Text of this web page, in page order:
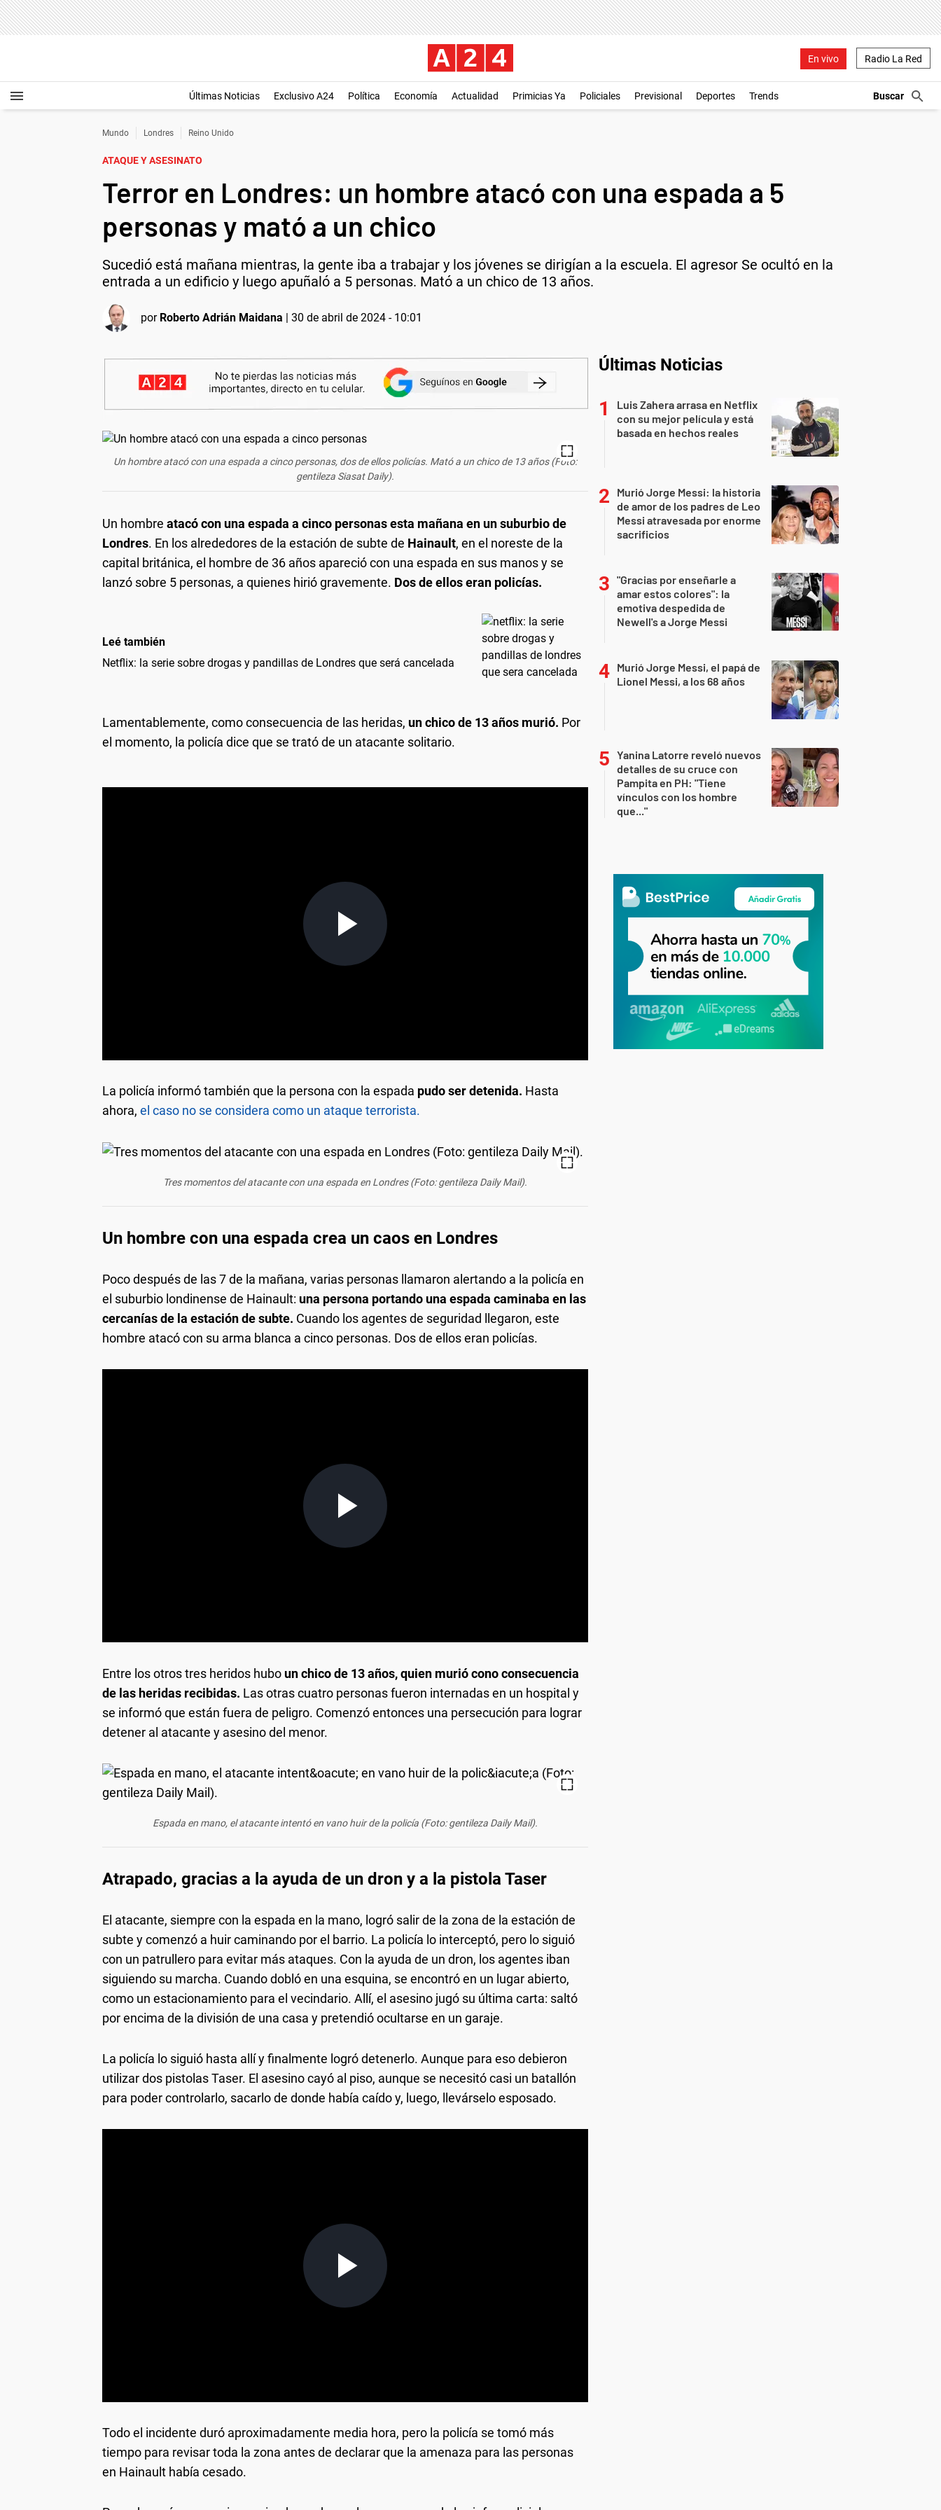
En vivo Radio La Red
Últimas Noticias Exclusivo A24 Política Economía Actualidad Primicias Ya Policiales Previsional Deportes Trends
Mundo Londres Reino Unido
ATAQUE Y ASESINATO
Terror en Londres: un hombre atacó con una espada a 5
personas y mató a un chico
Sucedió está mañana mientras, la gente iba a trabajar y los jóvenes se dirigían a la escuela. El agresor Se ocultó en la
entrada a un edificio y luego apuñaló a 5 personas. Mató a un chico de 13 años.
por Roberto Adrián Maidana | 30 de abril de 2024 - 10:01
Un hombre atacó con una espada a cinco personas, dos de ellos policías. Mató a un chico de 13 años (Foto:
gentileza Siasat Daily).
Un hombre atacó con una espada a cinco personas esta mañana en un suburbio de
Londres. En los alrededores de la estación de subte de Hainault, en el noreste de la
capital británica, el hombre de 36 años apareció con una espada en sus manos y se
lanzó sobre 5 personas, a quienes hirió gravemente. Dos de ellos eran policías.
Leé también
Netflix: la serie sobre drogas y pandillas de Londres que será cancelada
Lamentablemente, como consecuencia de las heridas, un chico de 13 años murió. Por
el momento, la policía dice que se trató de un atacante solitario.
La policía informó también que la persona con la espada pudo ser detenida. Hasta
ahora, el caso no se considera como un ataque terrorista.
Tres momentos del atacante con una espada en Londres (Foto: gentileza Daily Mail).
Un hombre con una espada crea un caos en Londres
Poco después de las 7 de la mañana, varias personas llamaron alertando a la policía en
el suburbio londinense de Hainault: una persona portando una espada caminaba en las
cercanías de la estación de subte. Cuando los agentes de seguridad llegaron, este
hombre atacó con su arma blanca a cinco personas. Dos de ellos eran policías.
Entre los otros tres heridos hubo un chico de 13 años, quien murió cono consecuencia
de las heridas recibidas. Las otras cuatro personas fueron internadas en un hospital y
se informó que están fuera de peligro. Comenzó entonces una persecución para lograr
detener al atacante y asesino del menor.
Espada en mano, el atacante intentó en vano huir de la policía (Foto: gentileza Daily Mail).
Atrapado, gracias a la ayuda de un dron y a la pistola Taser
El atacante, siempre con la espada en la mano, logró salir de la zona de la estación de
subte y comenzó a huir caminando por el barrio. La policía lo interceptó, pero lo siguió
con un patrullero para evitar más ataques. Con la ayuda de un dron, los agentes iban
siguiendo su marcha. Cuando dobló en una esquina, se encontró en un lugar abierto,
como un estacionamiento para el vecindario. Allí, el asesino jugó su última carta: saltó
por encima de la división de una casa y pretendió ocultarse en un garaje.
La policía lo siguió hasta allí y finalmente logró detenerlo. Aunque para eso debieron
utilizar dos pistolas Taser. El asesino cayó al piso, aunque se necesitó casi un batallón
para poder controlarlo, sacarlo de donde había caído y, luego, llevárselo esposado.
Todo el incidente duró aproximadamente media hora, pero la policía se tomó más
tiempo para revisar toda la zona antes de declarar que la amenaza para las personas
en Hainault había cesado.
Últimas Noticias
Luis Zahera arrasa en Netflix
con su mejor película y está
basada en hechos reales
Murió Jorge Messi: la historia
de amor de los padres de Leo
Messi atravesada por enorme
sacrificios
"Gracias por enseñarle a
amar estos colores": la
emotiva despedida de
Newell's a Jorge Messi
Murió Jorge Messi, el papá de
Lionel Messi, a los 68 años
Yanina Latorre reveló nuevos
detalles de su cruce con
Pampita en PH: "Tiene
vínculos con los hombre
que..."